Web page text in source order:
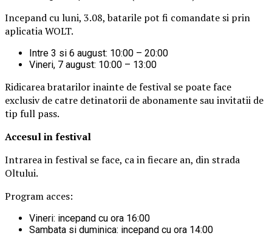
Incepand cu luni, 3.08, batarile pot fi comandate si prin
aplicatia WOLT.
Intre 3 si 6 august: 10:00 – 20:00
Vineri, 7 august: 10:00 – 13:00
Ridicarea bratarilor inainte de festival se poate face
exclusiv de catre detinatorii de abonamente sau invitatii de
tip full pass.
Accesul in festival
Intrarea in festival se face, ca in fiecare an, din strada
Oltului.
Program acces:
Vineri: incepand cu ora 16:00
Sambata si duminica: incepand cu ora 14:00